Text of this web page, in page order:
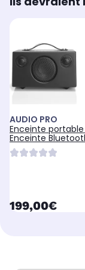
Oui
AUDIO PRO
Enceinte portable
Enceinte
currentPrice
199,00€